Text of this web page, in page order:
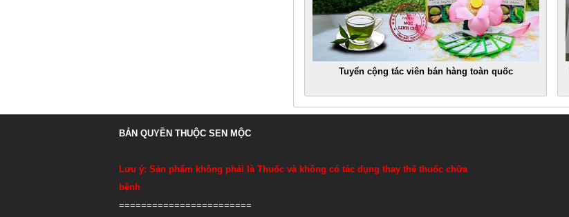
Tuyển cộng tác viên bán hàng toàn quốc
BẢN QUYỀN THUỘC SEN MỘC
Lưu ý: Sản phẩm không phải là Thuốc và không có tác dụng thay thế thuốc chữa
bệnh
========================